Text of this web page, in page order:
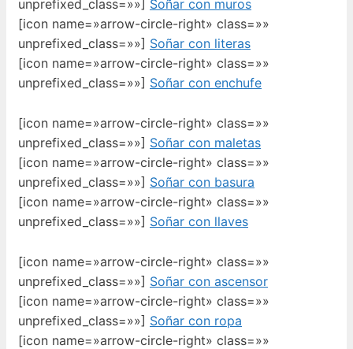
unprefixed_class=»»] Soñar con muros
[icon name=»arrow-circle-right» class=»»
unprefixed_class=»»] Soñar con literas
[icon name=»arrow-circle-right» class=»»
unprefixed_class=»»] Soñar con enchufe
[icon name=»arrow-circle-right» class=»»
unprefixed_class=»»] Soñar con maletas
[icon name=»arrow-circle-right» class=»»
unprefixed_class=»»] Soñar con basura
[icon name=»arrow-circle-right» class=»»
unprefixed_class=»»] Soñar con llaves
[icon name=»arrow-circle-right» class=»»
unprefixed_class=»»] Soñar con ascensor
[icon name=»arrow-circle-right» class=»»
unprefixed_class=»»] Soñar con ropa
[icon name=»arrow-circle-right» class=»»